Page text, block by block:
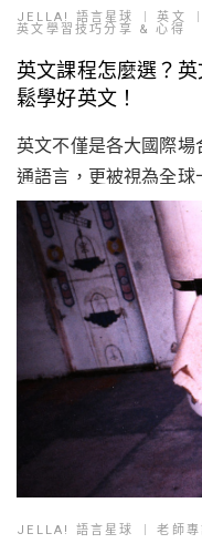
JELLA! 語言星球 英文
英文學習技巧分享 & 心得
英文課程怎麼選？
鬆學好英文！
英文不僅是各大國際
通語言，更被視為全
JELLA! 語言星球 老師專